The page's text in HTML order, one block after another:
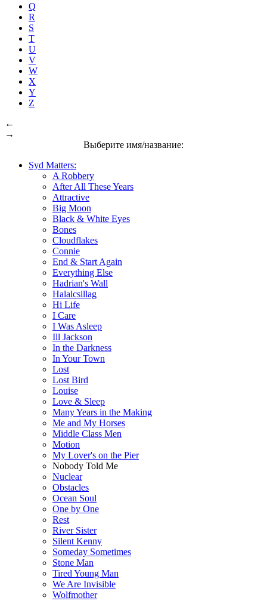
Q
R
S
T
U
V
W
X
Y
Z
←
→
Выберите имя/название:
Syd Matters:
A Robbery
After All These Years
Attractive
Big Moon
Black & White Eyes
Bones
Cloudflakes
Connie
End & Start Again
Everything Else
Hadrian's Wall
Halalcsillag
Hi Life
I Care
I Was Asleep
Ill Jackson
In the Darkness
In Your Town
Lost
Lost Bird
Louise
Love & Sleep
Many Years in the Making
Me and My Horses
Middle Class Men
Motion
My Lover's on the Pier
Nobody Told Me
Nuclear
Obstacles
Ocean Soul
One by One
Rest
River Sister
Silent Kenny
Someday Sometimes
Stone Man
Tired Young Man
We Are Invisible
Wolfmother